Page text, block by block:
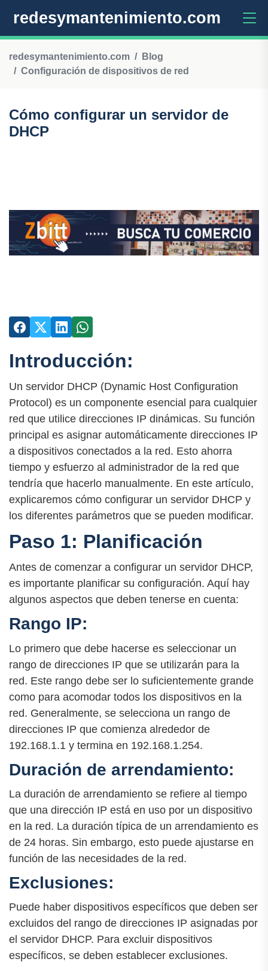
redesymantenimiento.com
redesymantenimiento.com
Blog
Configuración de dispositivos de red
Cómo configurar un servidor de
DHCP
Introducción:
Un servidor DHCP (Dynamic Host Configuration
Protocol) es un componente esencial para cualquier
red que utilice direcciones IP dinámicas. Su función
principal es asignar automáticamente direcciones IP
a dispositivos conectados a la red. Esto ahorra
tiempo y esfuerzo al administrador de la red que
tendría que hacerlo manualmente. En este artículo,
explicaremos cómo configurar un servidor DHCP y
los diferentes parámetros que se pueden modificar.
Paso 1: Planificación
Antes de comenzar a configurar un servidor DHCP,
es importante planificar su configuración. Aquí hay
algunos aspectos que deben tenerse en cuenta:
Rango IP:
Lo primero que debe hacerse es seleccionar un
rango de direcciones IP que se utilizarán para la
red. Este rango debe ser lo suficientemente grande
como para acomodar todos los dispositivos en la
red. Generalmente, se selecciona un rango de
direcciones IP que comienza alrededor de
192.168.1.1 y termina en 192.168.1.254.
Duración de arrendamiento:
La duración de arrendamiento se refiere al tiempo
que una dirección IP está en uso por un dispositivo
en la red. La duración típica de un arrendamiento es
de 24 horas. Sin embargo, esto puede ajustarse en
función de las necesidades de la red.
Exclusiones:
Puede haber dispositivos específicos que deben ser
excluidos del rango de direcciones IP asignadas por
el servidor DHCP. Para excluir dispositivos
específicos, se deben establecer exclusiones.